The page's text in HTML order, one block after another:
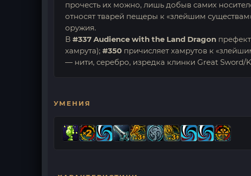
прочесть их можно, лишь добыв самих
относят тварей пещеры к «злейшим
оружия.
В #337 Audience with the Land Dragon префект
хамрута); #350 причисляет хамрутов к
— нити, серебро, изредка клинки Great Sword/
УМЕНИЯ